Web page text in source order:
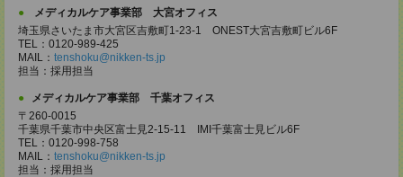
メディカルケア事業部 大宮オフィス
埼玉県さいたま市大宮区吉敷町1-23-1 ONEST大宮吉敷町ビル6F
TEL：0120-989-425
MAIL： tenshoku@nikken-ts.jp
担当：採用担当
メディカルケア事業部 千葉オフィス
〒260-0015
千葉県千葉市中央区富士見2-15-11 IMI千葉富士見ビル6F
TEL：0120-998-758
MAIL： tenshoku@nikken-ts.jp
担当：採用担当